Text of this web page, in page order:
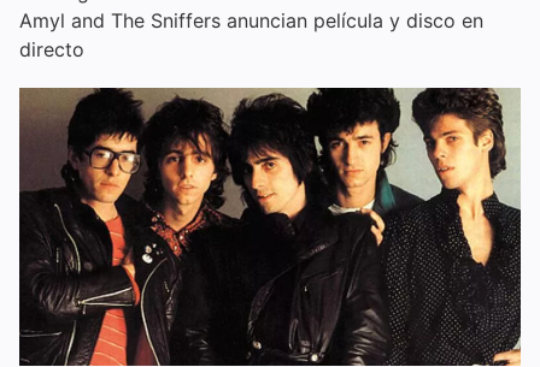
Amyl and The Sniffers anuncian película y disco en
directo